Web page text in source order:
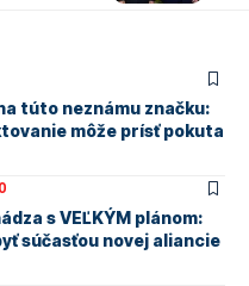
túto neznámu značku:
môže prísť pokuta
s VEĽKÝM plánom:
súčasťou novej aliancie